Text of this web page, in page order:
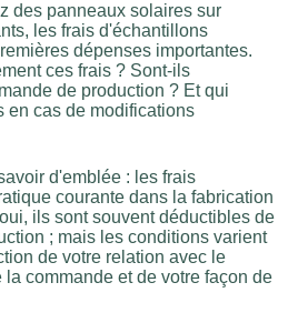
des panneaux solaires sur
les frais d'échantillons
dépenses importantes.
ces frais ? Sont-ils
de production ? Et qui
en cas de modifications
d'emblée : les frais
courante dans la fabrication
ils sont souvent déductibles de
; mais les conditions varient
de votre relation avec le
commande et de votre façon de